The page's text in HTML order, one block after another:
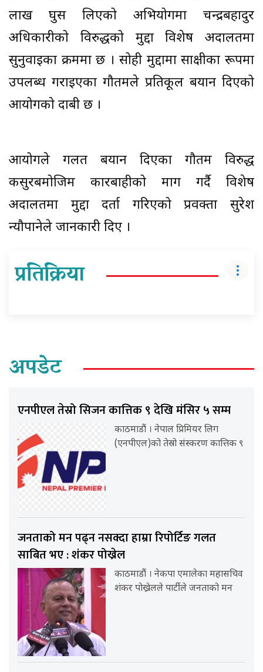
लाख घुस लिएको अभियोगमा चन्द्रबहादुर
अधिकारीको विरुद्धको मुद्दा विशेष अदालतमा
सुनुवाइका क्रममा छ । सोही मुद्दामा साक्षीका रूपमा
उपलब्ध गराइएका गौतमले प्रतिकूल बयान दिएको
आयोगको दाबी छ ।
आयोगले गलत बयान दिएका गौतम विरुद्ध
कसुरबमोजिम कारबाहीको माग गर्दै विशेष
अदालतमा मुद्दा दर्ता गरिएको प्रवक्ता सुरेश
न्यौपानेले जानकारी दिए ।
प्रतिक्रिया
अपडेट
एनपीएल तेस्रो सिजन कात्तिक ९ देखि मंसिर ५ सम्म
काठमाडौं । नेपाल प्रिमियर लिग
(एनपीएल)को तेस्रो संस्करण कात्तिक ९
जनताको मन पढ्न नसक्दा हाम्रा रिपोर्टिङ गलत
साबित भए : शंकर पोख्रेल
काठमाडौं । नेकपा एमालेका महासचिव
शंकर पोख्रेलले पार्टीले जनताको मन